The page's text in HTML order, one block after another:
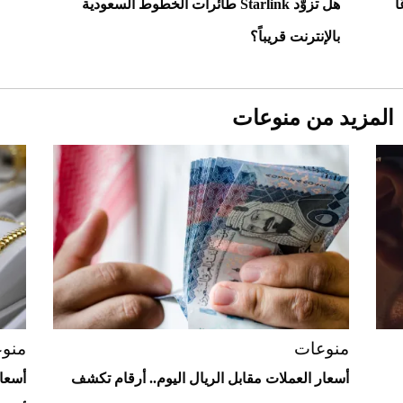
استثنائية
Aston Martin Valiant: على هوى الأبطال
هل تزوّد Starlink طائرات الخطوط السعودية
بالإنترنت قريباً؟
المزيد من منوعات
منوعات
أسعار العملات مقابل الريال اليوم.. أرقام تكشف